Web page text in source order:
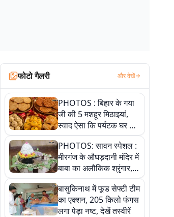
फोटो गैलरी और देखें
PHOTOS : बिहार के गया
जी की 5 मशहूर मिठाइयां,
स्वाद ऐसा कि पर्यटक घर ले
जाना नहीं भूलते, तस्वीरों में
देखें
PHOTOS: सावन स्पेशल :
मीरगंज के औघड़दानी मंदिर में
बाबा का अलौकिक श्रृंगार,
तस्वीरों में देखें महादेव के कई
मनमोहक स्वरूप
बासुकिनाथ में फूड सेफ्टी टीम
का एक्शन, 205 किलो फंगस
लगा पेड़ा नष्ट, देखें तस्वीरें